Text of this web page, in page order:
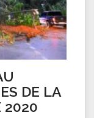
DE LA
2020